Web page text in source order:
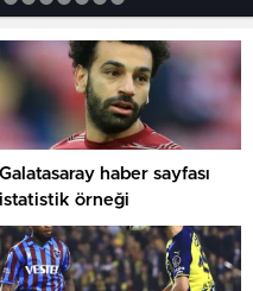
Galatasaray haber sayfası
istatistik örneği